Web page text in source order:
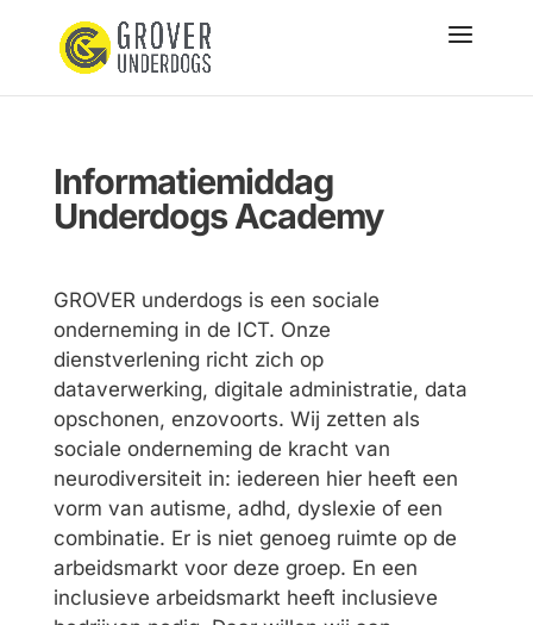
Informatiemiddag
Underdogs Academy
GROVER underdogs is een sociale
onderneming in de ICT. Onze
dienstverlening richt zich op
dataverwerking, digitale administratie, data
opschonen, enzovoorts. Wij zetten als
sociale onderneming de kracht van
neurodiversiteit in: iedereen hier heeft een
vorm van autisme, adhd, dyslexie of een
combinatie. Er is niet genoeg ruimte op de
arbeidsmarkt voor deze groep. En een
inclusieve arbeidsmarkt heeft inclusieve